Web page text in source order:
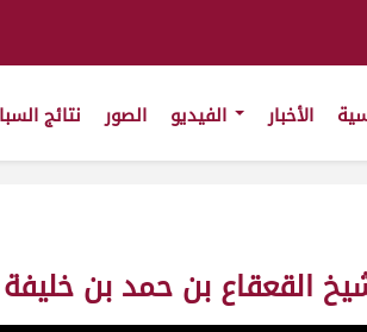
الأخبار الصور نتائج
بن حمد بن خليفة آل ثاني –